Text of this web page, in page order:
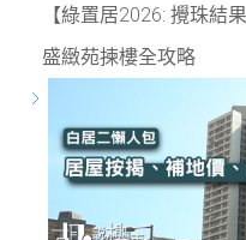
【綠置居2026: 攪珠結
盛緻苑揀樓全攻略